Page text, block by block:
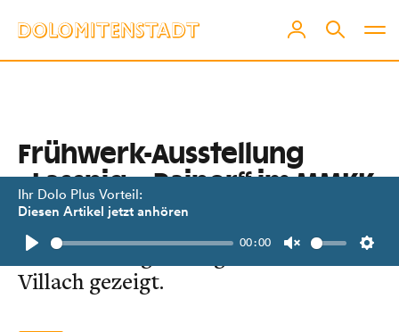
Ihr Dolo Plus Vorteil:
Diesen Artikel jetzt anhören
Play
00:00
Unmute
Frühwerk-Ausstellung
„Lassnig – Rainer“ im MMKK
Zum 100. Geburtstag wird Kunst von
Maria Lassnig in Klagenfurt und
Villach gezeigt.